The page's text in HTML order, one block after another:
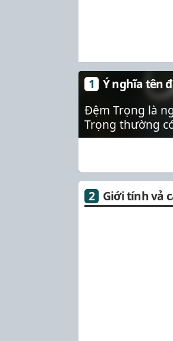
Ý nghĩa tên
Đệm Trọng là
Trọng thường
Giới tính vả